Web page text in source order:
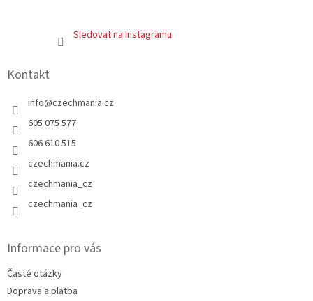
Sledovat na Instagramu
Kontakt
info@czechmania.cz
605 075 577
606 610 515
czechmania.cz
czechmania_cz
czechmania_cz
Informace pro vás
Časté otázky
Doprava a platba